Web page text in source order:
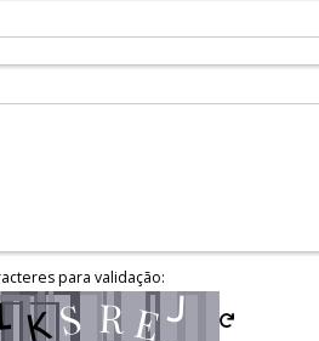
para validação: